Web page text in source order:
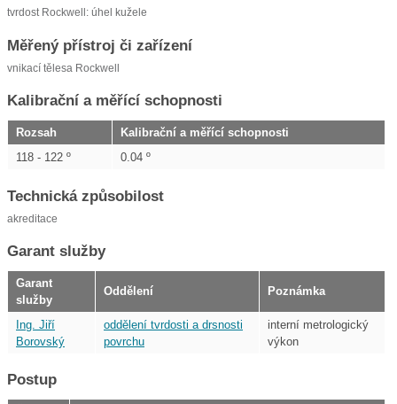
tvrdost Rockwell: úhel kužele
Měřený přístroj či zařízení
vnikací tělesa Rockwell
Kalibrační a měřící schopnosti
Rozsah
Kalibrační a měřící schopnosti
118 - 122 º
0.04 º
Technická způsobilost
akreditace
Garant služby
Garant
služby
Oddělení Poznámka
Ing. Jiří
Borovský
oddělení tvrdosti a drsnosti
povrchu
interní metrologický
výkon
Postup